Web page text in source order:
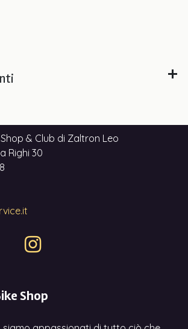
& Club di Zaltron Leo
Righi 30
Shop